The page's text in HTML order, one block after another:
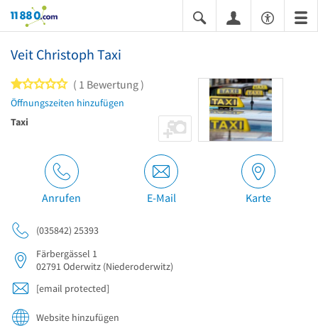
11880.com
Veit Christoph Taxi
1 von 5 Sternen
1 Bewertung
Öffnungszeiten hinzufügen
Taxi
Anrufen E-Mail Karte
(035842) 25393
Färbergässel 1
02791Oderwitz (Niederoderwitz)
[email protected]
Website hinzufügen